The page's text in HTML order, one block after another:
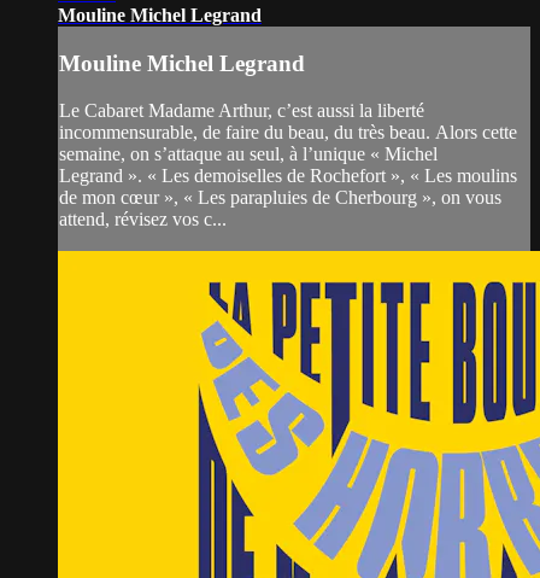
Mouline Michel Legrand
Mouline Michel Legrand
Le Cabaret Madame Arthur, c’est aussi la liberté
incommensurable, de faire du beau, du très beau. Alors cette
semaine, on s’attaque au seul, à l’unique « Michel
Legrand ». « Les demoiselles de Rochefort », « Les moulins
de mon cœur », « Les parapluies de Cherbourg », on vous
attend, révisez vos c...